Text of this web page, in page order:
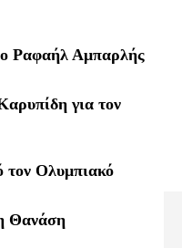
Ραφαήλ Αμπαρλής
για τον
τον Ολυμπιακό
Θανάση